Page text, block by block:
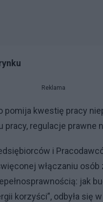
Reklama
kwestię pracy
regulacje prawne
i
włączaniu osób
jak
korzyści”, odbyła się